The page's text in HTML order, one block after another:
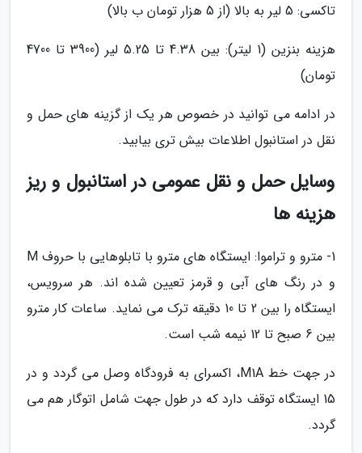
تاکسی: 5 لیر به بالا (از 5 هزار تومان ب بالا)
هزینه بنزین (1 لیتر): بین 4.38 تا 5.25 لیر (3900 تا 4700
تومان)
در ادامه می توانید در خصوص هر یک از گزینه های حمل و
نقل در استانبول اطلاعات بیش تری بیابید.
وسایل حمل و نقل عمومی در استانبول و ریز
هزینه ها
1- مترو و تراموا: ایستگاه های مترو با تابلوهایی با حروف M
و در رنگ های آبی و قرمز تعیین شده اند. هر سرویس،
ایستگاه را بین 2 تا 10 دقیقه ترک می نماید. ساعات کار مترو
بین 6 صبح تا 12 نیمه شب است.
در جهت خط M1A، اکسرای به فرودگاه وصل می گردد و در
15 ایستگاه توقف دارد که در طول جهت شامل اتوگار هم می
گردد.